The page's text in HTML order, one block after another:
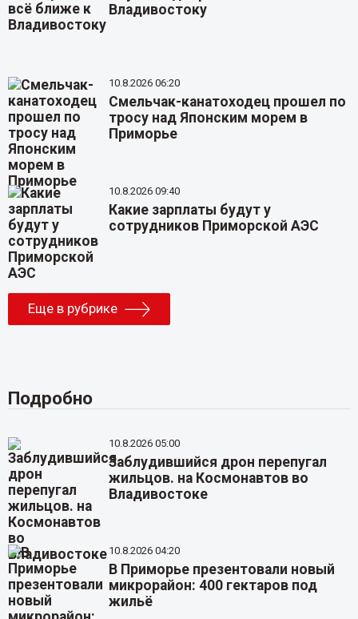
Владивостоку
10.8.2026 06:20
Смельчак-канатоходец прошел по
тросу над Японским морем в
Приморье
10.8.2026 09:40
Какие зарплаты будут у
сотрудников Приморской АЭС
Еще в рубрике
Подробно
10.8.2026 05:00
Заблудившийся дрон перепугал
жильцов. на Космонавтов во
Владивостоке
10.8.2026 04:20
В Приморье презентовали новый
микрорайон: 400 гектаров под
жильё